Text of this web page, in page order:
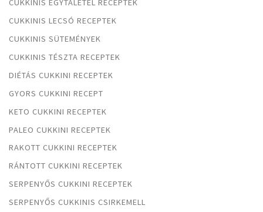
CUKKINIS EGYTÁLÉTEL RECEPTEK
CUKKINIS LECSÓ RECEPTEK
CUKKINIS SÜTEMÉNYEK
CUKKINIS TÉSZTA RECEPTEK
DIÉTÁS CUKKINI RECEPTEK
GYORS CUKKINI RECEPT
KETO CUKKINI RECEPTEK
PALEO CUKKINI RECEPTEK
RAKOTT CUKKINI RECEPTEK
RÁNTOTT CUKKINI RECEPTEK
SERPENYŐS CUKKINI RECEPTEK
SERPENYŐS CUKKINIS CSIRKEMELL